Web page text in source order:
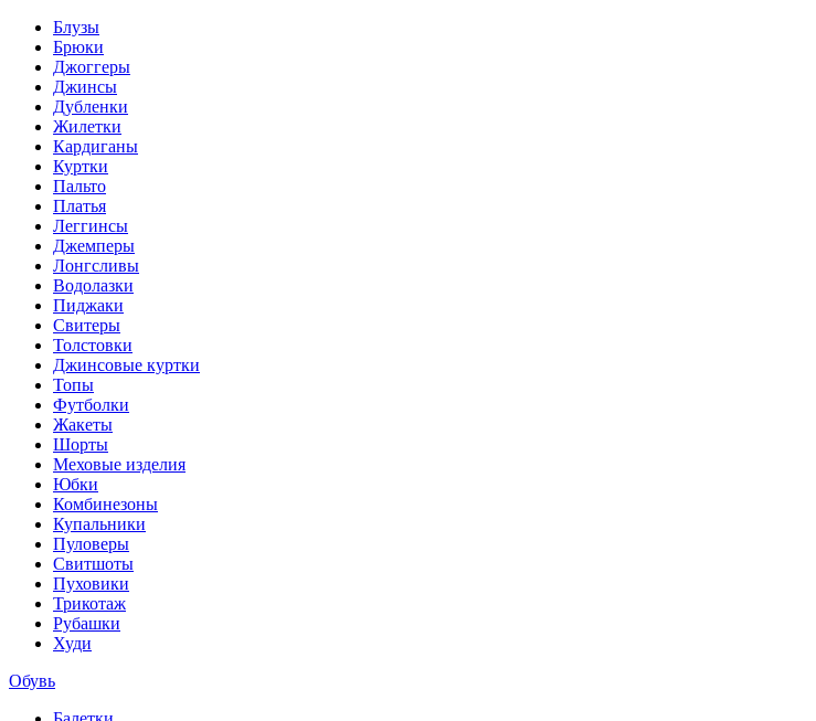
Блузы
Брюки
Джоггеры
Джинсы
Дубленки
Жилетки
Кардиганы
Куртки
Пальто
Платья
Леггинсы
Джемперы
Лонгсливы
Водолазки
Пиджаки
Свитеры
Толстовки
Джинсовые куртки
Топы
Футболки
Жакеты
Шорты
Меховые изделия
Юбки
Комбинезоны
Купальники
Пуловеры
Свитшоты
Пуховики
Трикотаж
Рубашки
Худи
Обувь